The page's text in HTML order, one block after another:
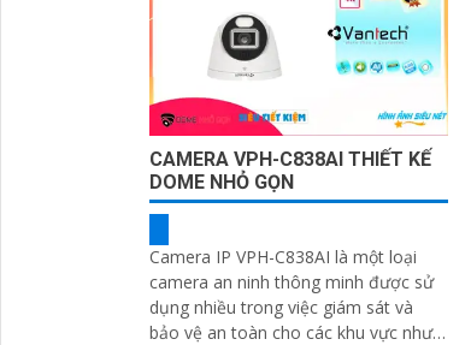
CAMERA VPH-C838AI THIẾT KẾ
DOME NHỎ GỌN
Camera IP VPH-C838AI là một loại
camera an ninh thông minh được sử
dụng nhiều trong việc giám sát và
bảo vệ an toàn cho các khu vực như